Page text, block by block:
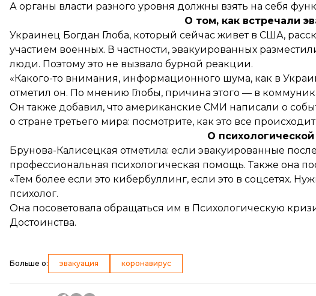
А органы власти разного уровня должны взять на себя
О том, как встречали
Украинец Богдан Глоба, который сейчас живет в США,
участием военных. В частности, эвакуированных
люди. Поэтому это не вызвало бурной реакции.
«Какого-то внимания, информационного шума, как в
отметил он. По мнению Глобы, причина этого — в
Он также добавил, что американские СМИ написали о
о стране третьего мира: посмотрите, как это все
О
Брунова-Калисецкая отметила: если эвакуированные
профессиональная психологическая помощь. Также она
«Тем более если это кибербуллинг, если это в соцсетях.
психолог.
Она посоветовала обращаться им в Психологическую
Достоинства.
Больше о: эвакуация коронавирус